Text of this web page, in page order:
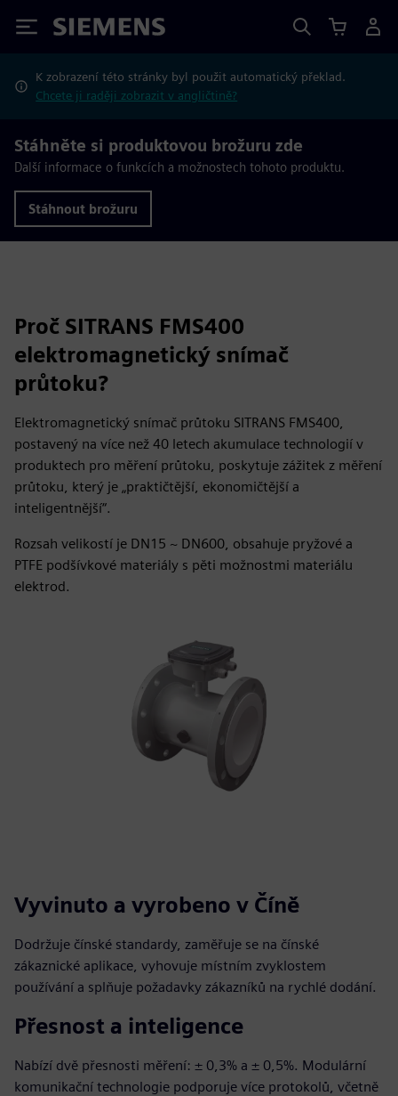
Siemens
K zobrazení této stránky byl použit automatický překlad.
Chcete ji raději zobrazit v angličtině?
Stáhněte si produktovou brožuru zde
Další informace o funkcích a možnostech tohoto produktu.
Stáhnout brožuru
Proč SITRANS FMS400
elektromagnetický snímač
průtoku?
Elektromagnetický snímač průtoku SITRANS FMS400,
postavený na více než 40 letech akumulace technologií v
produktech pro měření průtoku, poskytuje zážitek z měření
průtoku, který je „praktičtější, ekonomičtější a
inteligentnější“.
Rozsah velikostí je DN15 ~ DN600, obsahuje pryžové a
PTFE podšívkové materiály s pěti možnostmi materiálu
elektrod.
Vyvinuto a vyrobeno v Číně
Dodržuje čínské standardy, zaměřuje se na čínské
zákaznické aplikace, vyhovuje místním zvyklostem
používání a splňuje požadavky zákazníků na rychlé dodání.
Přesnost a inteligence
Nabízí dvě přesnosti měření: ± 0,3% a ± 0,5%. Modulární
komunikační technologie podporuje více protokolů, včetně